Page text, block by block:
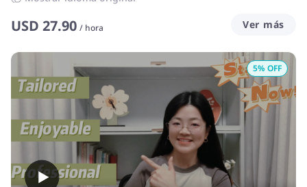
USD 27.90 / hora Ver más
5% OFF